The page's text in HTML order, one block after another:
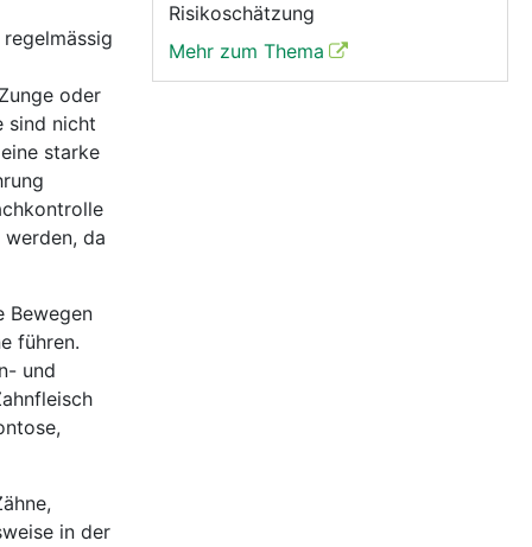
oder
sind nicht
starke
da
Bewegen
führen.
und
in der
Risikoschätzung
Mehr zum Thema